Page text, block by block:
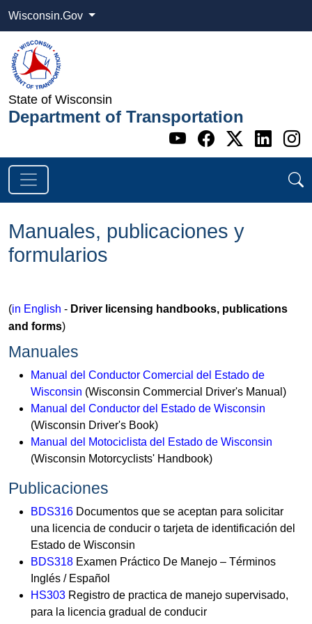
Wisconsin.Gov
State of Wisconsin
Department of Transportation
Go to WI
Go to WI
Go to
Go
Manuales, publicaciones y
formularios
​(in English - Driver licensing handbooks, publications
and forms​)
Manuales​
Manual del Conductor Comercial del Estado de
Wisconsin (Wisconsin Commercial Driver's Manual)
Manual del Conductor del Estado de Wisconsin
(Wisconsin Driver's Book)
Manual del Motociclista del Estado de Wisconsin
(Wisconsin Motorcyclists' Handbook)
Publicaciones​
B​DS316 Documentos que se aceptan para solicitar
una licencia de conducir o tarjeta de identificación del
Estado de Wisconsin
BDS318 Examen Práctico De Manejo – Términos
Inglés / Español
​​​HS303​ ​ Registro de practica de manejo supervisado,
para la licencia gradual de conducir